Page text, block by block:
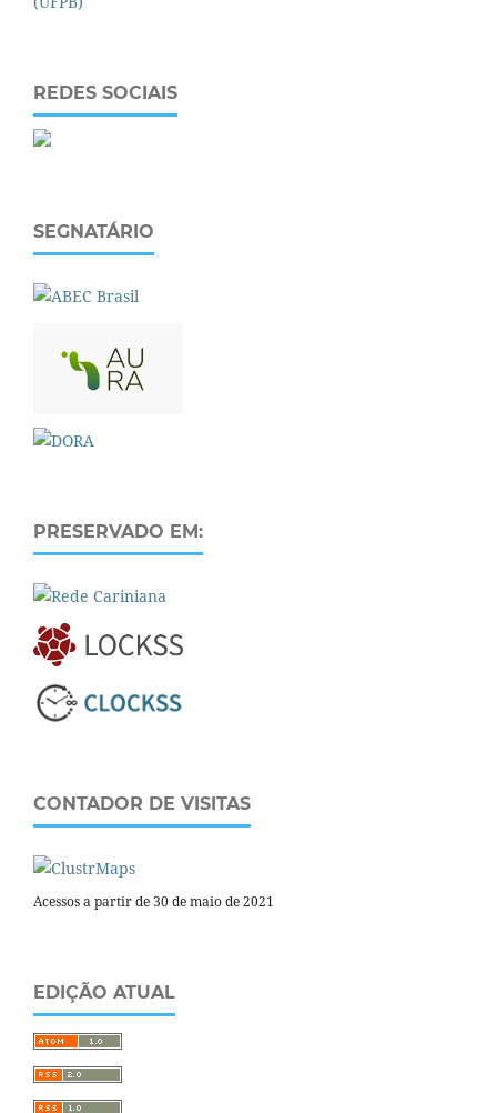
REDES SOCIAIS
SEGNATÁRIO
PRESERVADO EM:
CONTADOR DE VISITAS
Acessos a partir de 30 de maio de 2021
EDIÇÃO ATUAL